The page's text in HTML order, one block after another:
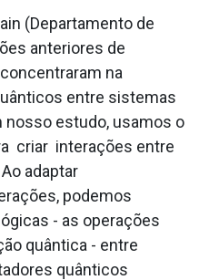
(Departamento de
anteriores de
na
entre sistemas
estudo, usamos o
criar interações entre
adaptar
podemos
- as operações
quântica - entre
quânticos